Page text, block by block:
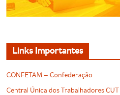
Links Importantes
CONFETAM – Confederação
Central Única dos Trabalhadores CUT